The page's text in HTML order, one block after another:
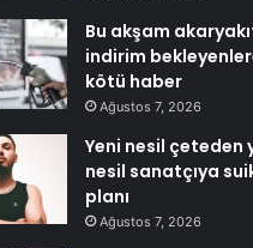
Bu akşam
indirim
kötü haber
Ağustos 7, 2026
Yeni nesil çeteden
nesil sanatçıya
planı
Ağustos 7, 2026